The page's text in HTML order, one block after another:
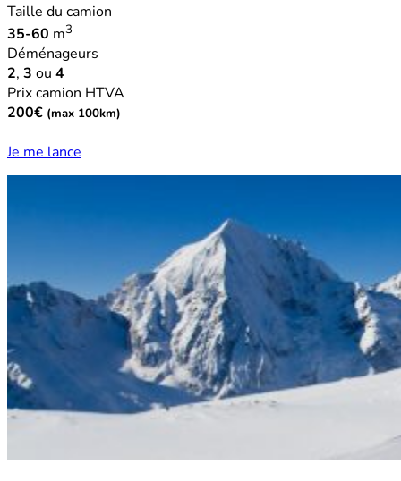
Taille du camion
35-60 m3
Déménageurs
2, 3 ou 4
Prix camion HTVA
200€ (max 100km)
Je me lance